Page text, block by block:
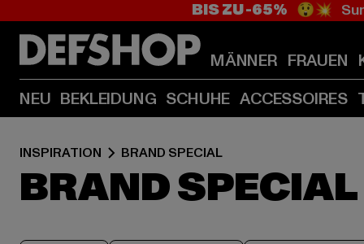
BIS ZU -65% 😲💥
MÄNNER FRAUEN
NEU BEKLEIDUNG SCHUHE ACCESSOIRES
INSPIRATION BRAND SPECIAL
BRAND SPECIAL